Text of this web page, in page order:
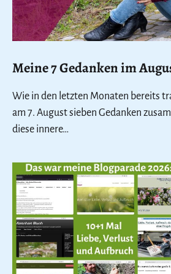
Meine 7 Gedanken im
Wie in den letzten Monaten bereits
am 7. August sieben Gedanken
diese innere…